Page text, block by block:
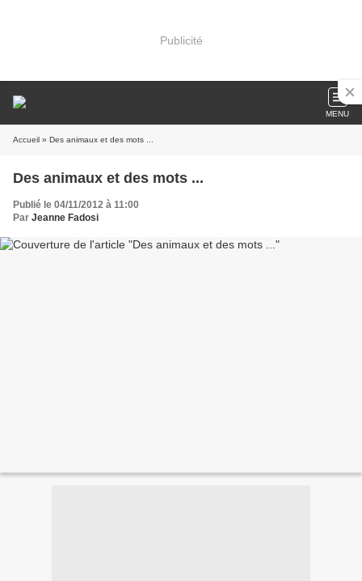
Publicité
MENU
Accueil » Des animaux et des mots ...
Des animaux et des mots ...
Publié le 04/11/2012 à 11:00
Par Jeanne Fadosi